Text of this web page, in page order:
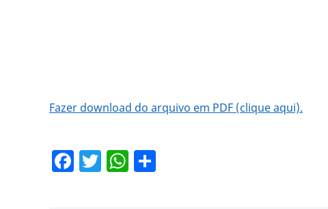
Fazer download do arquivo em PDF (clique aqui).
Facebook
TwitterWhatsApp